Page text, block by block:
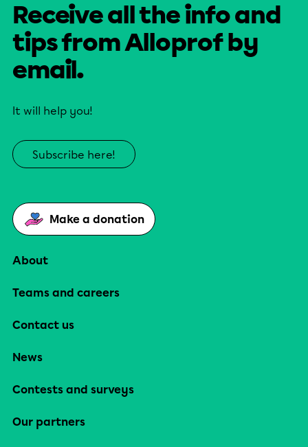
Receive all the info and
tips from Alloprof by
email.
It will help you!
Subscribe here!
Make a donation
About
Teams and careers
Contact us
News
Contests and surveys
Our partners